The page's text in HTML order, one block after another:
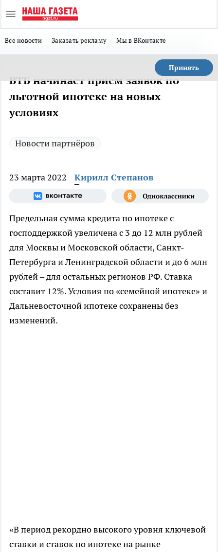
Все новости Заказать рекламу Мы в ВКонтакте
Принять
ВТБ начинает прием заявок по
льготной ипотеке на новых
условиях
Новости партнёров
23 марта 2022 Кирилл Степанов
Предельная сумма кредита по ипотеке с
господдержкой увеличена с 3 до 12 млн рублей
для Москвы и Московской области, Санкт-
Петербурга и Ленинградской области и до 6 млн
рублей – для остальных регионов РФ. Ставка
составит 12%. Условия по «семейной ипотеке» и
Дальневосточной ипотеке сохранены без
изменений.
«В период рекордно высокого уровня ключевой
ставки и ставок по ипотеке на рынке